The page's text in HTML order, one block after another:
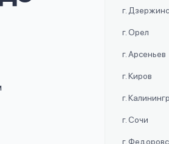
г.
г. Орел
г. Арсеньев
г. Киров
г.
г. Сочи
г.